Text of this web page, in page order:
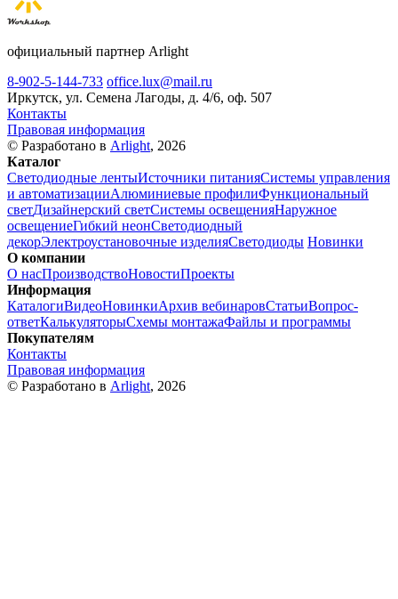
официальный партнер Arlight
8-902-5-144-733 office.lux@mail.ru
Иркутск, ул. Семена Лагоды, д. 4/6, оф. 507
Контакты
Правовая информация
© Разработано в Arlight, 2026
Каталог
Светодиодные лентыИсточники питанияСистемы управления
и автоматизацииАлюминиевые профилиФункциональный
светДизайнерский светСистемы освещенияНаружное
освещениеГибкий неонСветодиодный
декорЭлектроустановочные изделияСветодиоды Новинки
О компании
О насПроизводствоНовостиПроекты
Информация
КаталогиВидеоНовинкиАрхив вебинаровСтатьиВопрос-
ответКалькуляторыСхемы монтажаФайлы и программы
Покупателям
Контакты
Правовая информация
© Разработано в Arlight, 2026